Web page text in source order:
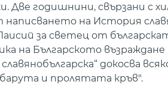
годишнини, свързани с
на История
за светец от
на Българското възраждане
докосва
и пролятата кръв".